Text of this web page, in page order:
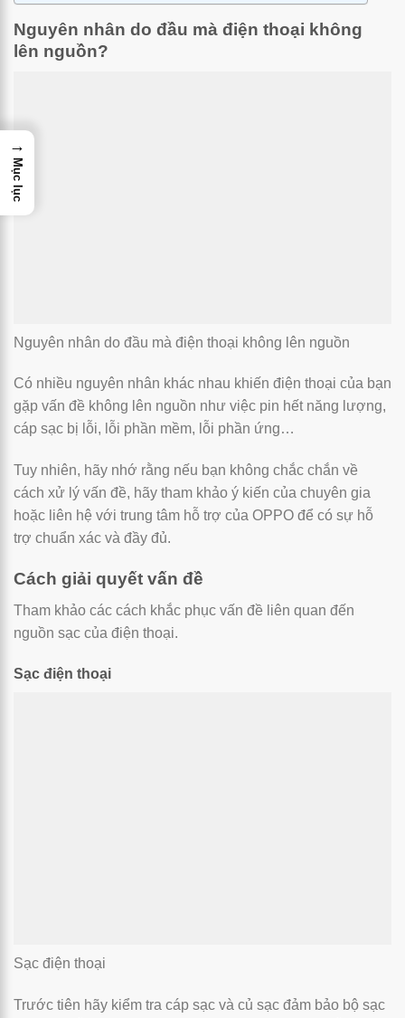
Nguyên nhân do đầu mà điện thoại không
lên nguồn?
Nguyên nhân do đầu mà điện thoại không lên nguồn
Có nhiều nguyên nhân khác nhau khiến điện thoại của bạn
gặp vấn đề không lên nguồn như việc pin hết năng lượng,
cáp sạc bị lỗi, lỗi phần mềm, lỗi phần ứng…
Tuy nhiên, hãy nhớ rằng nếu bạn không chắc chắn về
cách xử lý vấn đề, hãy tham khảo ý kiến của chuyên gia
hoặc liên hệ với trung tâm hỗ trợ của OPPO để có sự hỗ
trợ chuẩn xác và đầy đủ.
Cách giải quyết vấn đề
Tham khảo các cách khắc phục vấn đề liên quan đến
nguồn sạc của điện thoại.
Sạc điện thoại
Sạc điện thoại
Trước tiên hãy kiểm tra cáp sạc và củ sạc đảm bảo bộ sạc
→
Mục lục